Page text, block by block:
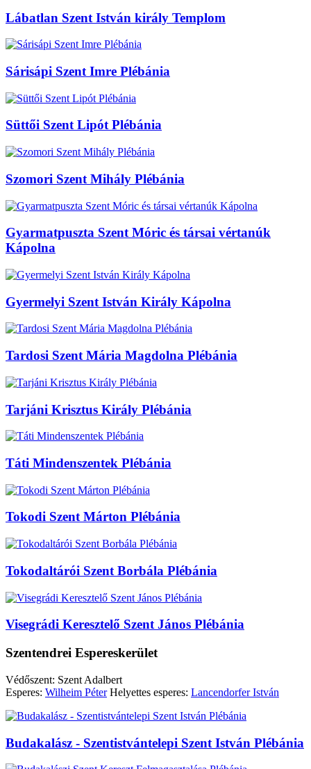
Lábatlan Szent István király Templom
Sárisápi Szent Imre Plébánia
Süttői Szent Lipót Plébánia
Szomori Szent Mihály Plébánia
Gyarmatpuszta Szent Móric és társai vértanúk
Kápolna
Gyermelyi Szent István Király Kápolna
Tardosi Szent Mária Magdolna Plébánia
Tarjáni Krisztus Király Plébánia
Táti Mindenszentek Plébánia
Tokodi Szent Márton Plébánia
Tokodaltárói Szent Borbála Plébánia
Visegrádi Keresztelő Szent János Plébánia
Szentendrei Espereskerület
Védőszent: Szent Adalbert
Esperes: Wilheim PéterHelyettes esperes: Lancendorfer István
Budakalász - Szentistvántelepi Szent István Plébánia